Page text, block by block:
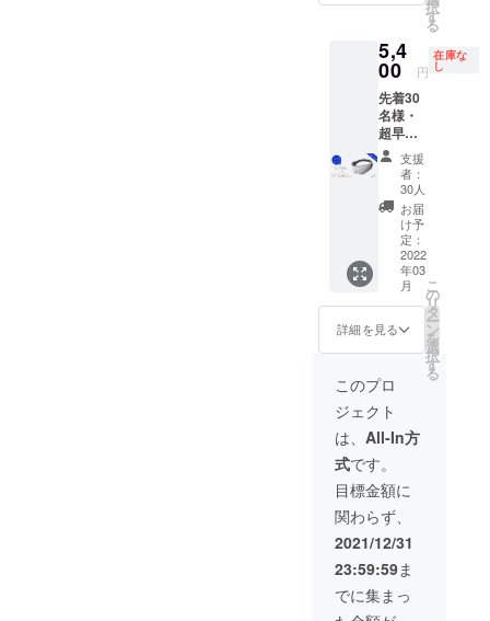
早急に
ご連絡
致しま
す。
pillow
Mask ×
２
(Midnig
ht
Grey、
Dark
Night)
・専用
ポーチ
×２ ※カ
ラーを
お選び
くださ
い。 ※
製造状
況によ
り出荷
場合、
早急に
ご連絡
致しま
す。
択
す
る
5,4
00 円
在庫な
し
先着30
名様・
超早割
30%OF
F 定価
7,700円
→
5,400円
（税・
送料
込）
【内
容】 ・
Ostrich
pillow
3D Eye
Mask ×
１
(Midnig
ht
Grey、
Dark
Night)
・専用
ポーチ
×１ ※カ
ラーを
お選び
くださ
い。 ※
支援
者：
30人
お届
け予
定：
2022
年03
月
詳細を見る
こ
の
リ
タ
ー
ン
を
選
択
す
る
このプロ
ジェクト
は、 All-In方
式です。
目標金額に
関わらず、
2021/12/31
23:59:59ま
でに集まっ